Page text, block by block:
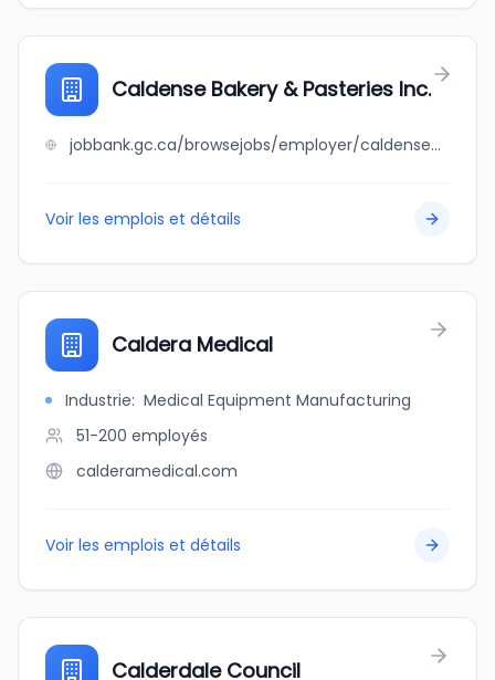
Caldense Bakery & Pasteries Inc.
jobbank.gc.ca/browsejobs/employer/caldense+bakery+%26+pasteries+inc./ca
Voir les emplois et détails
Caldera Medical
Industrie: Medical Equipment Manufacturing
51-200 employés
calderamedical.com
Voir les emplois et détails
Calderdale Council